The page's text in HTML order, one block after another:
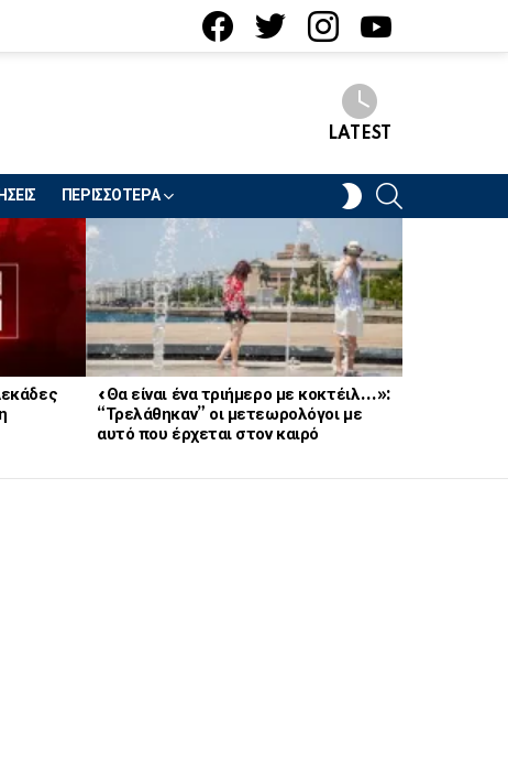
LATEST
ΠΕΡΙΣΣΟΤΕΡΑ
SWITCH
SKIN
«Θα είναι ένα τριήμερο με κοκτέιλ…»:
“Τρελάθηκαν” οι μετεωρολόγοι με
αυτό που έρχεται στον καιρό